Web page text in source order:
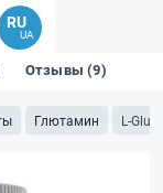
RU
UA
Глютамин L-
Отзывы (9)